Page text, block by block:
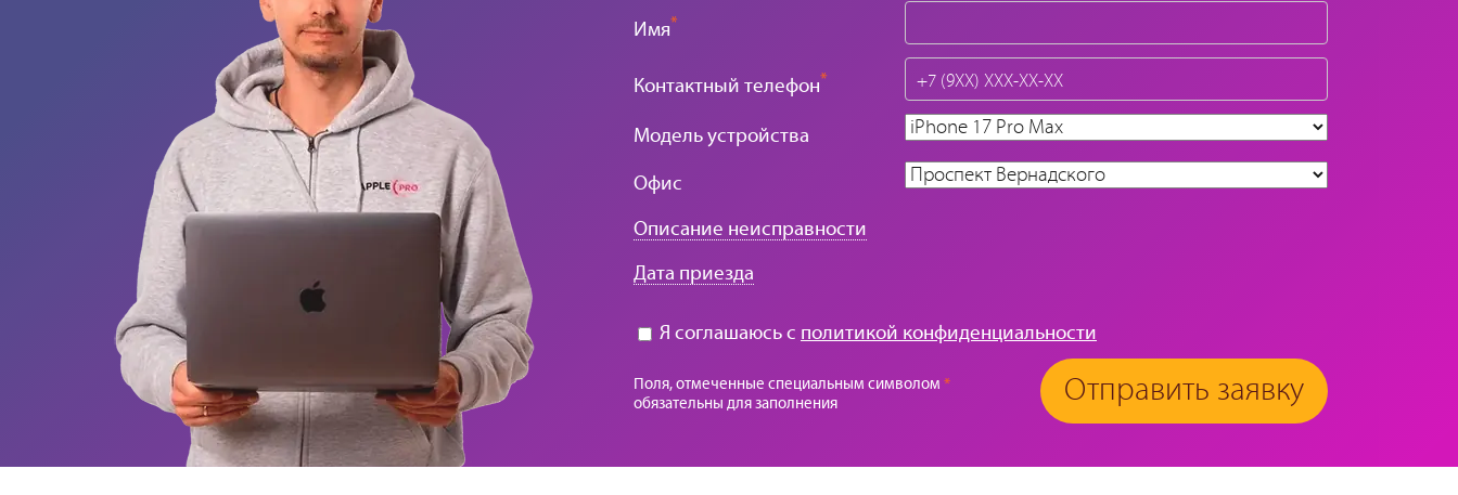
Имя*
Контактный телефон*
Модель устройства
Офис
Описание неисправности
Дата приезда
Я соглашаюсь с политикой конфиденциальности
Поля, отмеченные специальным символом *
обязательны для заполнения
Отправить заявку